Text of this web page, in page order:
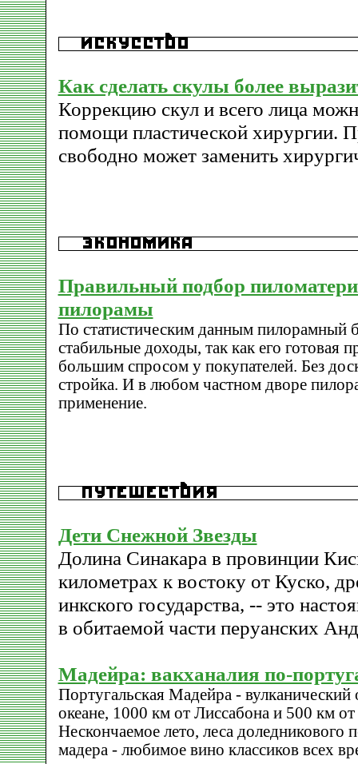
Как сделать скулы более
Коррекцию скул и всего лица
помощи пластической хирургии.
свободно может заменить
Правильный подбор
пилорамы
По статистическим данным пилорамный
стабильные доходы, так как его готовая
большим спросом у покупателей. Без
стройка. И в любом частном дворе
применение.
Дети Снежной Звезды
Долина Синакара в провинции
километрах к востоку от Куско,
инкского государства, -- это
в обитаемой части перуанских
Мадейра: вакханалия по-
Португальская Мадейра - вулканический
океане, 1000 км от Лиссабона и 500 км
Нескончаемое лето, леса доледникового
мадера - любимое вино классиков всех